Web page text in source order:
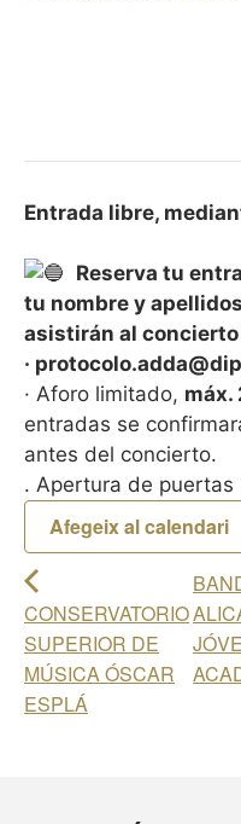
Entrada libre,
Reserva tu
tu nombre y
asistirán al concierto
·
· Aforo limitado, máx.
entradas se
antes del concierto.
. Apertura de puertas
Afegeix al calendari
CONSERVATORIO
SUPERIOR DE
MÚSICA ÓSCAR
ESPLÁ